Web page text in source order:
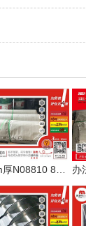
0.8mm厚N08810 800H不锈钢超长板缠卷交付